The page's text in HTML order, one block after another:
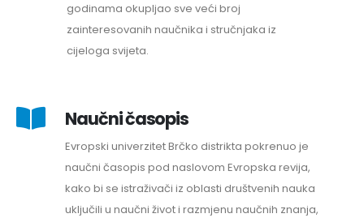
godinama okupljao sve veći broj
zainteresovanih naučnika i stručnjaka iz
cijeloga svijeta.
Naučni časopis
Evropski univerzitet Brčko distrikta pokrenuo je
naučni časopis pod naslovom Evropska revija,
kako bi se istraživači iz oblasti društvenih nauka
uključili u naučni život i razmjenu naučnih znanja,